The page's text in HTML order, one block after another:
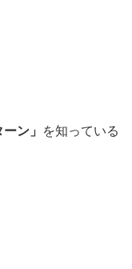
ン」
を知っている